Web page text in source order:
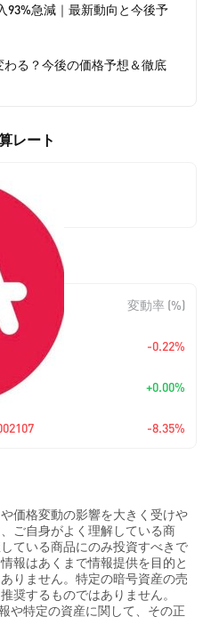
93%急減｜最新動向と今後予
る？今後の価格予想＆徹底
レート
変動
変動率 (%)
-0.22%
+0.00%
-8.35%
価格変動の影響を大きく受けや
ご自身がよく理解している商
ている商品にのみ投資すべきで
報はあくまで情報提供を目的と
りません。特定の暗号資産の売
奨するものではありません。
や特定の資産に関して、その正